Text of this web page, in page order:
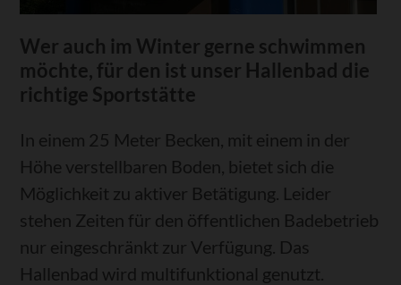
Wer auch im Winter gerne schwimmen
möchte, für den ist unser Hallenbad die
richtige Sportstätte
In einem 25 Meter Becken, mit einem in der
Höhe verstellbaren Boden, bietet sich die
Möglichkeit zu aktiver Betätigung. Leider
stehen Zeiten für den öffentlichen Badebetrieb
nur eingeschränkt zur Verfügung. Das
Hallenbad wird multifunktional genutzt.